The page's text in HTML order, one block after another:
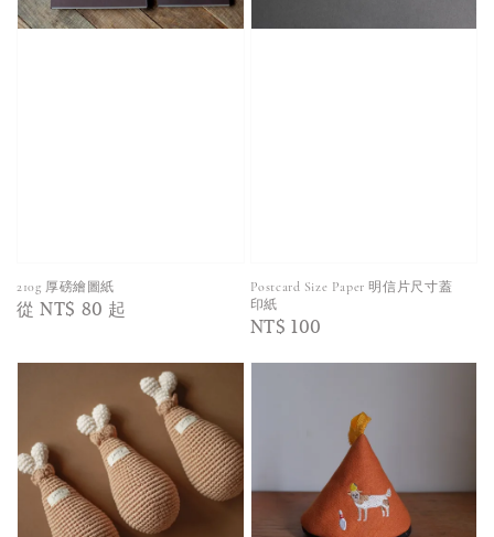
210g 厚磅繪圖紙
Regular
從NT$ 80 起
Postcard Size Paper 明信片尺寸蓋
印紙
Regular
NT$ 100